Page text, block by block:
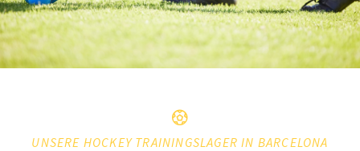
UNSERE HOCKEY TRAININGSLAGER IN BARCELONA